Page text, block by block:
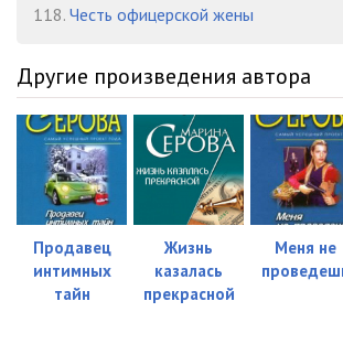
118. Честь офицерской жены
Другие произведения автора
Продавец
интимных
тайн
Жизнь
казалась
прекрасной
Меня не